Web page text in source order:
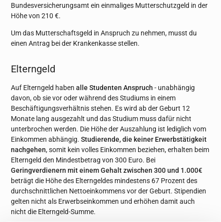
Bundesversicherungsamt ein einmaliges Mutterschutzgeld in der
Höhe von 210 €.
Um das Mutterschaftsgeld in Anspruch zu nehmen, musst du
einen Antrag bei der Krankenkasse stellen.
Elterngeld
Auf Elterngeld habenalle Studenten Anspruch - unabhängig
davon, ob sie vor oder während des Studiums in einem
Beschäftigungsverhältnis stehen. Es wird ab der Geburt 12
Monate lang ausgezahlt und das Studium muss dafür nicht
unterbrochen werden. Die Höhe der Auszahlung ist lediglich vom
Einkommen abhängig.Studierende, die keiner Erwerbstätigkeit
nachgehen, somit kein volles Einkommen beziehen, erhalten beim
Elterngeld den Mindestbetrag von 300 Euro. Bei
Geringverdienern mit einem Gehalt zwischen 300 und 1.000€
beträgt die Höhe des Elterngeldes mindestens 67 Prozent des
durchschnittlichen Nettoeinkommens vor der Geburt. Stipendien
gelten nicht als Erwerbseinkommen und erhöhen damit auch
nicht die Elterngeld-Summe.